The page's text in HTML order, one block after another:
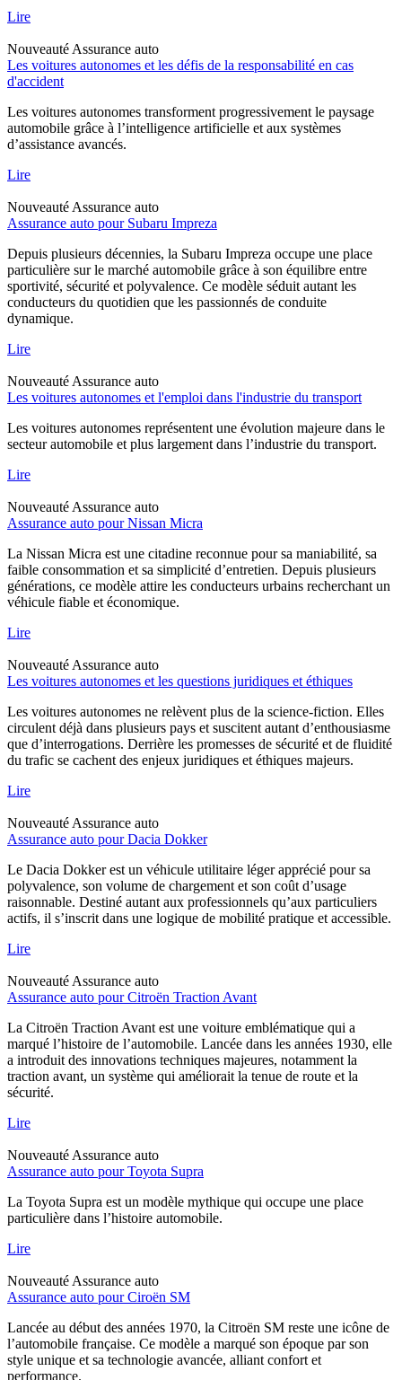
Lire
Nouveauté Assurance auto
Les voitures autonomes et les défis de la responsabilité en cas
d'accident
Les voitures autonomes transforment progressivement le paysage
automobile grâce à l’intelligence artificielle et aux systèmes
d’assistance avancés.
Lire
Nouveauté Assurance auto
Assurance auto pour Subaru Impreza
Depuis plusieurs décennies, la Subaru Impreza occupe une place
particulière sur le marché automobile grâce à son équilibre entre
sportivité, sécurité et polyvalence. Ce modèle séduit autant les
conducteurs du quotidien que les passionnés de conduite
dynamique.
Lire
Nouveauté Assurance auto
Les voitures autonomes et l'emploi dans l'industrie du transport
Les voitures autonomes représentent une évolution majeure dans le
secteur automobile et plus largement dans l’industrie du transport.
Lire
Nouveauté Assurance auto
Assurance auto pour Nissan Micra
La Nissan Micra est une citadine reconnue pour sa maniabilité, sa
faible consommation et sa simplicité d’entretien. Depuis plusieurs
générations, ce modèle attire les conducteurs urbains recherchant un
véhicule fiable et économique.
Lire
Nouveauté Assurance auto
Les voitures autonomes et les questions juridiques et éthiques
Les voitures autonomes ne relèvent plus de la science-fiction. Elles
circulent déjà dans plusieurs pays et suscitent autant d’enthousiasme
que d’interrogations. Derrière les promesses de sécurité et de fluidité
du trafic se cachent des enjeux juridiques et éthiques majeurs.
Lire
Nouveauté Assurance auto
Assurance auto pour Dacia Dokker
Le Dacia Dokker est un véhicule utilitaire léger apprécié pour sa
polyvalence, son volume de chargement et son coût d’usage
raisonnable. Destiné autant aux professionnels qu’aux particuliers
actifs, il s’inscrit dans une logique de mobilité pratique et accessible.
Lire
Nouveauté Assurance auto
Assurance auto pour Citroën Traction Avant
La Citroën Traction Avant est une voiture emblématique qui a
marqué l’histoire de l’automobile. Lancée dans les années 1930, elle
a introduit des innovations techniques majeures, notamment la
traction avant, un système qui améliorait la tenue de route et la
sécurité.
Lire
Nouveauté Assurance auto
Assurance auto pour Toyota Supra
La Toyota Supra est un modèle mythique qui occupe une place
particulière dans l’histoire automobile.
Lire
Nouveauté Assurance auto
Assurance auto pour Ciroën SM
Lancée au début des années 1970, la Citroën SM reste une icône de
l’automobile française. Ce modèle a marqué son époque par son
style unique et sa technologie avancée, alliant confort et
performance.